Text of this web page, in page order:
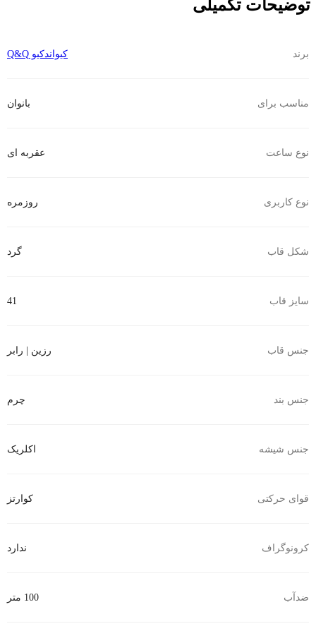
توضیحات تکمیلی
برند کیواندکیو Q&Q
مناسب برای بانوان
نوع ساعت عقربه ای
نوع کاربری روزمره
شکل قاب گرد
سایز قاب 41
جنس قاب رزین | رابر
جنس بند چرم
جنس شیشه اکلریک
قوای حرکتی کوارتز
کرونوگراف ندارد
ضدآب 100 متر